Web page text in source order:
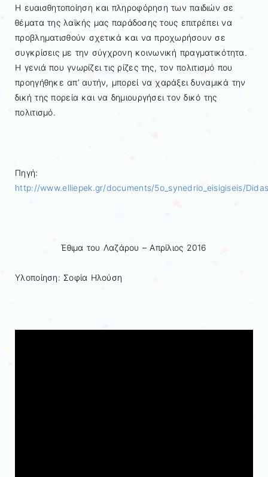
Η ευαισθητοποίηση και πληροφόρηση των παιδιών σε
θέµατα της λαϊκής µας παράδοσης τους επιτρέπει να
προβληµατισθούν σχετικά και να προχωρήσουν σε
συγκρίσεις µε την σύγχρονη κοινωνική πραγµατικότητα.
Η γενιά που γνωρίζει τις ρίζες της, τον πολιτισµό που
προηγήθηκε απ’ αυτήν, µπορεί να χαράξει δυναµικά την
δική της πορεία και να δηµιουργήσει τον δικό της
πολιτισµό.
Πηγή:
http://www.elliepek.gr/documents/5o_synedrio_eisigiseis/
Έθιμα του Λαζάρου – Απρίλιος 2016
Υλοποίηση: Σοφία Ηλούση